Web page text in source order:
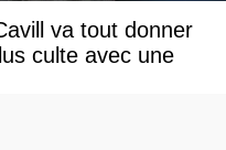
va tout donner
culte avec une